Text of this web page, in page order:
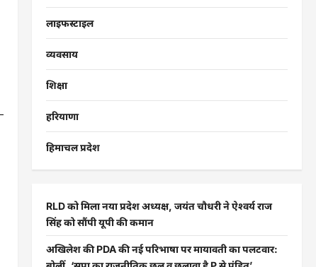
लाइफस्टाइल
व्यवसाय
शिक्षा
हरियाणा
हिमाचल प्रदेश
RLD को मिला नया प्रदेश अध्यक्ष, जयंत चौधरी ने ऐश्वर्य राज
सिंह को सौंपी यूपी की कमान
अखिलेश की PDA की नई परिभाषा पर मायावती का पलटवार: